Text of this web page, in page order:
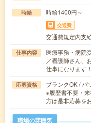
時給 時給1400円～
交通費
交通費規定内支
仕事内容
医療事務・病院
／看護師さん、
仕事になりま
応募資格
ブランクOK / パ
※履歴書不要・
方は是非応募を
職場の雰囲気